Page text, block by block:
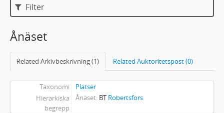
Filter
Ånäset
Related Arkivbeskrivning (1) Related Auktoritetspost (0)
Taxonomi
Platser
Hierarkiska
begrepp
Ånäset BT Robertsfors